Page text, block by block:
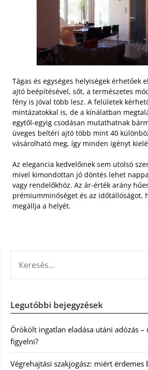
Tágas és egységes helyiségek érhetőek
ajtó beépítésével, sőt, a természetes
fény is jóval több lesz. A felületek
mintázatokkal is, de a kínálatban
egytől-egyig csodásan mutathatnak
üveges beltéri ajtó több mint 40
vásárolható meg, így minden igényt
Az elegancia kedvelőinek sem utolsó
mivel kimondottan jó döntés lehet
vagy rendelőkhöz. Az ár-érték arány
prémiumminőséget és az időtállóságot,
megállja a helyét.
Legutóbbi bejegyzések
Örökölt ingatlan eladása utáni adózás –
figyelni?
Végrehajtási szakjogász: miért érdemes